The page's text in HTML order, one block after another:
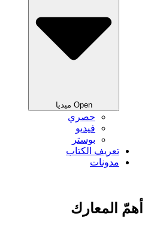
Open ميديا
حصري
فيديو
بوستر
تعريف الكتاب
مدونات
أهمّ المعارك